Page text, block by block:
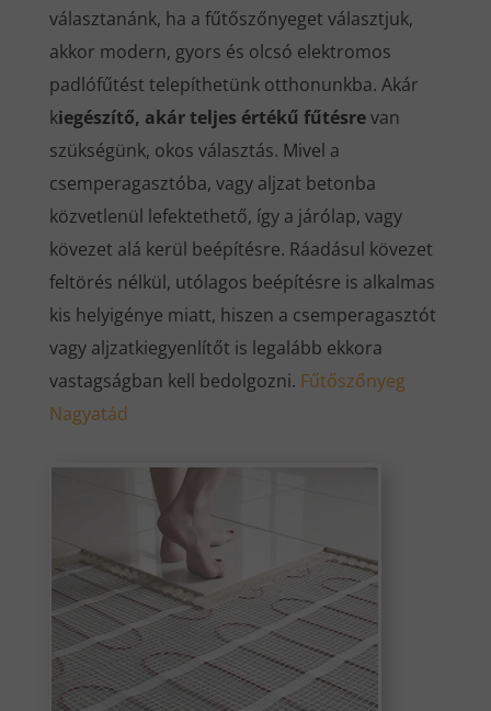
választanánk, ha a fűtőszőnyeget választjuk,
akkor modern, gyors és olcsó elektromos
padlófűtést telepíthetünk otthonunkba. Akár
kiegészítő, akár teljes értékű fűtésrevan
szükségünk, okos választás. Mivel a
csemperagasztóba, vagy aljzat betonba
közvetlenül lefektethető, így a járólap, vagy
kövezet alá kerül beépítésre. Ráadásul kövezet
feltörés nélkül, utólagos beépítésre is alkalmas
kis helyigénye miatt, hiszen a csemperagasztót
vagy aljzatkiegyenlítőt is legalább ekkora
vastagságban kell bedolgozni. Fűtőszőnyeg
Nagyatád